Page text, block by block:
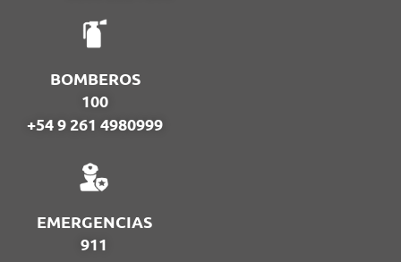
BOMBEROS
100
+54 9 261 4980999
EMERGENCIAS
911